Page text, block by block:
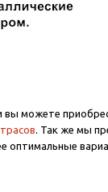
вы можете
. Так же мы
оптимальные